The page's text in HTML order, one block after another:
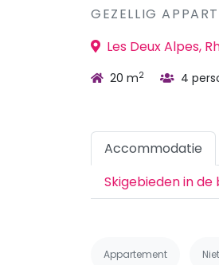
GEZELLIG
Les Deux Alpes,
20 m2 4
Accommodatie
Skigebieden in de
Appartement